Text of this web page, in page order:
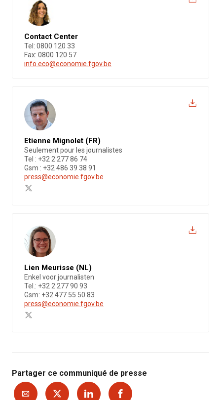
Contact Center
Tel: 0800 120 33
Fax: 0800 120 57
info.eco@economie.fgov.be
Etienne Mignolet (FR)
Seulement pour les journalistes
Tel : +32 2 277 86 74
Gsm : +32 486 39 38 91
press@economie.fgov.be
Lien Meurisse (NL)
Enkel voor journalisten
Tel.: +32 2 277 90 93
Gsm: +32 477 55 50 83
press@economie.fgov.be
Partager ce communiqué de presse